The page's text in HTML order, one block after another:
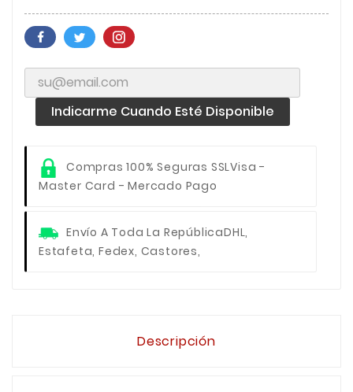
Indicarme Cuando Esté Disponible
Compras 100% Seguras SSLVisa -
Master Card - Mercado Pago
Envío A Toda La RepúblicaDHL,
Estafeta, Fedex, Castores,
Descripción